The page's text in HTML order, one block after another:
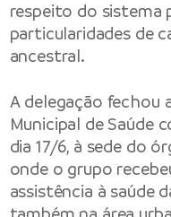
respeito do sistema
particularidades de
ancestral.
A delegação fechou
Municipal de Saúde
dia 17/6, à sede do
onde o grupo
assistência à saúde